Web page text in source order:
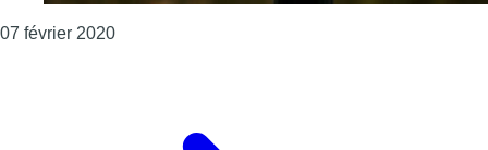
07 février 2020Consulter l'article "Alerte jaune aux rafales de